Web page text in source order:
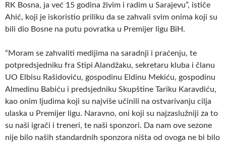
RK Bosna, ja već 15 godina živim i radim u Sarajevu”, ističe
Ahić, koji je iskoristio priliku da se zahvali svim onima koji su
bili dio Bosne na putu povratka u Premijer ligu BiH.
“Moram se zahvaliti medijima na saradnji i praćenju, te
potpredsjedniku fra Stipi Alandžaku, sekretaru kluba i članu
UO Elbisu Rašidoviću, gospodinu Eldinu Mekiću, gospodinu
Almedinu Babiću i predsjedniku Skupštine Tariku Karavdiću,
kao onim ljudima koji su najviše učinili na ostvarivanju cilja
ulaska u Premijer ligu. Naravno, oni koji su najzaslužniji za to
su naši igrači i treneri, te naši sponzori. Da nam ove sezone
nije bilo naših standardnih sponzora ništa od ovoga ne bi bilo